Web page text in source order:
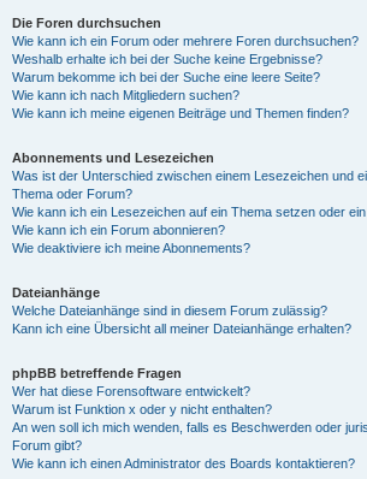
Die Foren durchsuchen
Wie kann ich ein Forum oder mehrere Foren durchsuchen?
Weshalb erhalte ich bei der Suche keine Ergebnisse?
Warum bekomme ich bei der Suche eine leere Seite?
Wie kann ich nach Mitgliedern suchen?
Wie kann ich meine eigenen Beiträge und Themen finden?
Abonnements und Lesezeichen
Was ist der Unterschied zwischen einem Lesezeichen und
Thema oder Forum?
Wie kann ich ein Lesezeichen auf ein Thema setzen oder
Wie kann ich ein Forum abonnieren?
Wie deaktiviere ich meine Abonnements?
Dateianhänge
Welche Dateianhänge sind in diesem Forum zulässig?
Kann ich eine Übersicht all meiner Dateianhänge erhalten?
phpBB betreffende Fragen
Wer hat diese Forensoftware entwickelt?
Warum ist Funktion x oder y nicht enthalten?
An wen soll ich mich wenden, falls es Beschwerden oder
Forum gibt?
Wie kann ich einen Administrator des Boards kontaktieren?